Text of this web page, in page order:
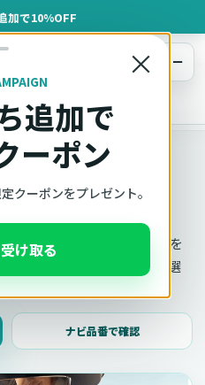
加で10%OFF
×
追加で
ーポン
クーポンをプレゼント。
け取る
メニュー
合確認
対応製品、条件、注意事項を
ナビ品番で確認